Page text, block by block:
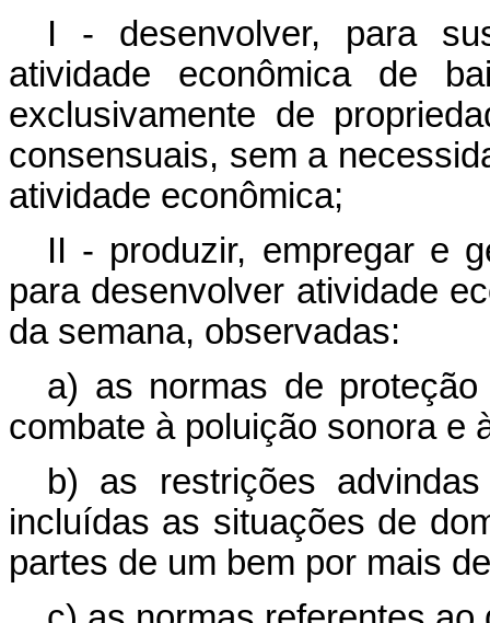
I - desenvolver, para
atividade econômica de
exclusivamente de
consensuais, sem a
atividade econômica;
II - produzir, empregar e
para desenvolver atividade
da semana, observadas:
a) as normas de
combate à poluição sonora e
b) as restrições
incluídas as situações de
partes de um bem por mais